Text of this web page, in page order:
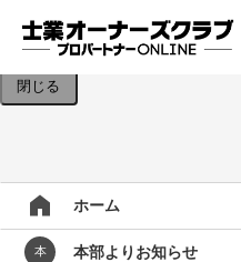
検索条件を入力してください。
閉じる
ホーム
本 本部よりお知らせ